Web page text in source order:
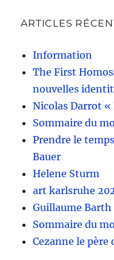
ARTICLES
Information
The First
nouvelles
Nicolas Darrot «
Sommaire du
Prendre le
Bauer
Helene Sturm
art karlsruhe
Guillaume Barth
Sommaire du
Cezanne le père